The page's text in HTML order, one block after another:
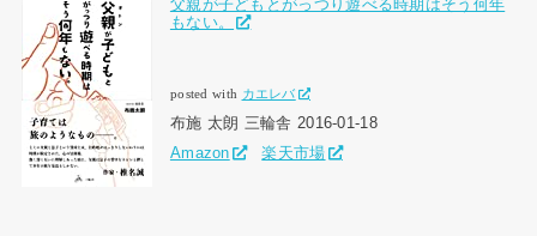
父親が子どもとがっつり遊べる時期はそう何年
もない。
posted with カエレバ
布施 太朗 三輪舎 2016-01-18
Amazon
楽天市場